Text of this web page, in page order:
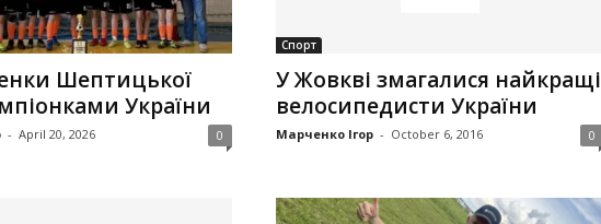
Шептицької
України
- April 20, 2026 0
Спорт
У Жовкві змагалися найкращі
велосипедисти України
Марченко Ігор - October 6, 2016 0